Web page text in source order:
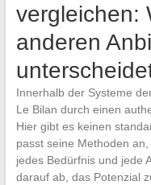
vergleichen:
anderen
Innerhalb der Systeme
Le Bilan durch einen
Hier gibt es keinen
passt seine Methoden
jedes Bedürfnis und jede
darauf ab, das Potenzial